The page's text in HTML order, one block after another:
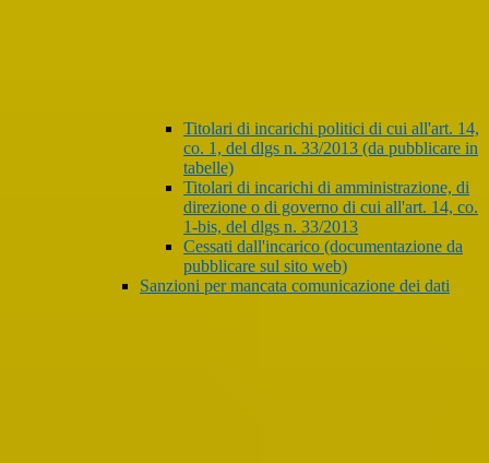
Titolari di incarichi politici di cui all'art. 14,
co. 1, del dlgs n. 33/2013 (da pubblicare in
tabelle)
Titolari di incarichi di amministrazione, di
direzione o di governo di cui all'art. 14, co.
1-bis, del dlgs n. 33/2013
Cessati dall'incarico (documentazione da
pubblicare sul sito web)
Sanzioni per mancata comunicazione dei dati